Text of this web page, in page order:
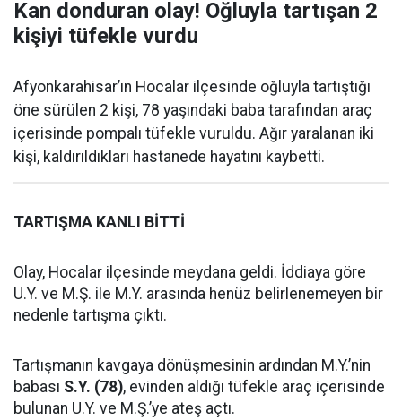
Kan donduran olay! Oğluyla tartışan 2
kişiyi tüfekle vurdu
Afyonkarahisar’ın Hocalar ilçesinde oğluyla tartıştığı
öne sürülen 2 kişi, 78 yaşındaki baba tarafından araç
içerisinde pompalı tüfekle vuruldu. Ağır yaralanan iki
kişi, kaldırıldıkları hastanede hayatını kaybetti.
TARTIŞMA KANLI BİTTİ
Olay, Hocalar ilçesinde meydana geldi. İddiaya göre
U.Y. ve M.Ş. ile M.Y. arasında henüz belirlenemeyen bir
nedenle tartışma çıktı.
Tartışmanın kavgaya dönüşmesinin ardından M.Y.’nin
babası S.Y. (78), evinden aldığı tüfekle araç içerisinde
bulunan U.Y. ve M.Ş.’ye ateş açtı.